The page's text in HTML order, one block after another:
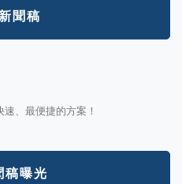
聞稿
、最便捷的方案！
稿曝光